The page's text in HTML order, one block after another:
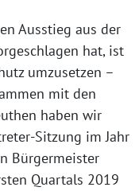
Ausstieg aus der
hat, ist
umzusetzen –
mit den
haben wir
Sitzung im Jahr
Bürgermeister
Quartals 2019